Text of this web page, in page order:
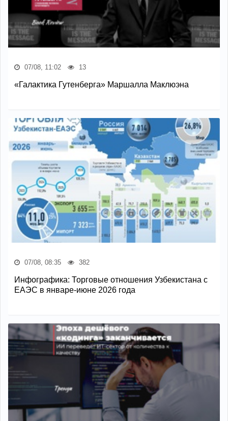
07/08, 11:02 13
«Галактика Гутенберга» Маршалла Маклюэна
07/08, 08:35 382
Инфографика: Торговые отношения Узбекистана с
ЕАЭС в январе-июне 2026 года